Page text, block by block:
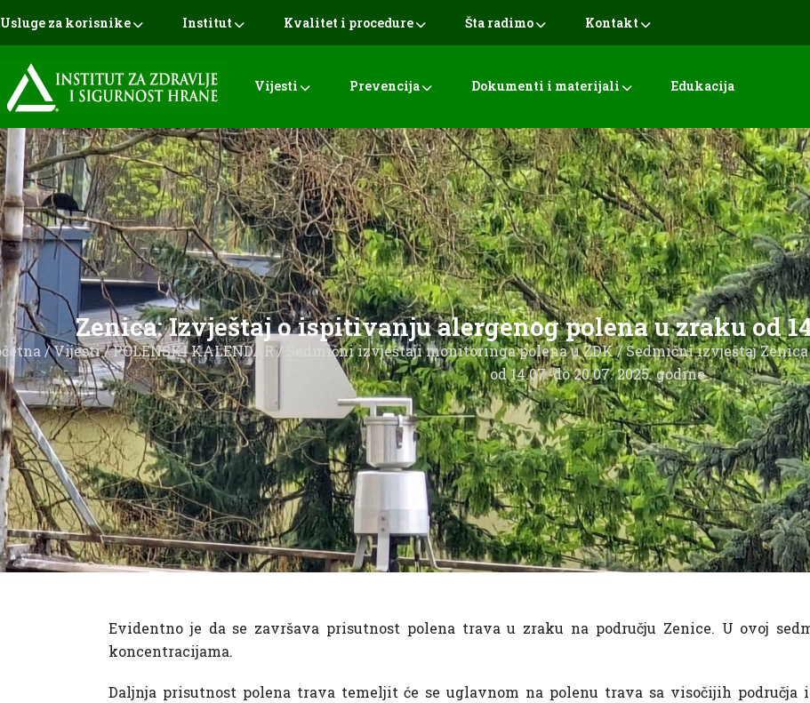
Usluge za korisnike Institut Kvalitet i procedure Šta radimo Kontakt
Vijesti Prevencija Dokumenti i materijali Edukacija
Zenica: Izvještaj o ispitivanju alergenog polena u zraku od
/Vijesti/POLENSKI KALENDAR/ Sedmični izvještaji monitoringa polena u ZDK/Sedmični izvještaj Zenica
od 14.07. do 20.07. 2025. godine
Evidentno je da se završava prisutnost polena trava u zraku na području Zenice. U ovoj
koncentracijama.
Daljnja prisutnost polena trava temeljit će se uglavnom na polenu trava sa visočijih